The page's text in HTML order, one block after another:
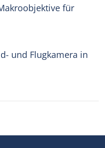
für
und Flugkamera in